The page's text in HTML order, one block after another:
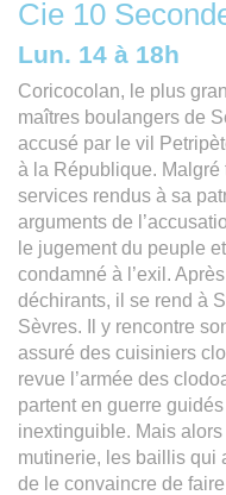
Cie 10
Lun. 14 à 18h
Coricocolan, le plus
maîtres boulangers de
accusé par le vil
à la République. Malgré
services rendus à sa
arguments de
le jugement du peuple
condamné à l’exil.
déchirants, il se rend à
Sèvres. Il y rencontre
assuré des cuisiniers
revue l’armée des
partent en guerre
inextinguible. Mais
mutinerie, les baillis qui
de le convaincre de